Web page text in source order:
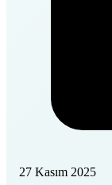
27 Kasım 2025